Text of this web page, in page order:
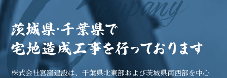
株式会社宮窪建設は、千葉県北東部および茨城県南西部を中心